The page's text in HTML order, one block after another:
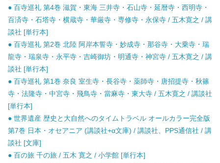
● 百寺巡礼 第4巻 滋賀・東海 三井寺・石山寺・延暦寺・西明寺・
百済寺・石塔寺・横蔵寺・華厳寺・専修寺・永保寺 / 五木寛之 / 講
談社 [単行本]
● 百寺巡礼 第2巻 北陸 阿岸本誓寺・妙成寺・那谷寺・大乗寺・瑞
龍寺・瑞泉寺・永平寺・吉崎御坊・明通寺・神宮寺 / 五木寛之 / 講
談社 [単行本]
● 百寺巡礼 第1巻 奈良 室生寺・長谷寺・薬師寺・唐招提寺・秋篠
寺・法隆寺・中宮寺・飛鳥寺・當麻寺・東大寺 / 五木寛之 / 講談社
[単行本]
● 世界遺産 歴史と大自然へのタイムトラベル オールカラー完全版
第7巻 日本・オセアニア (講談社+α文庫) / 講談社、PPS通信社 / 講
談社 [文庫]
● 百の旅 千の旅 / 五木 寛之 / 小学館 [単行本]